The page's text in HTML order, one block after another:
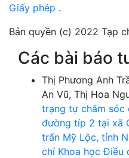
Giấy phép .
Bản quyền (c) 2022 Tạp
Các bài báo
Thị Phương Anh
An Vũ, Thị Hoa
trạng tự chăm sóc
đường típ 2 tại xã
trấn Mỹ Lộc, tỉnh
chí Khoa học Điều